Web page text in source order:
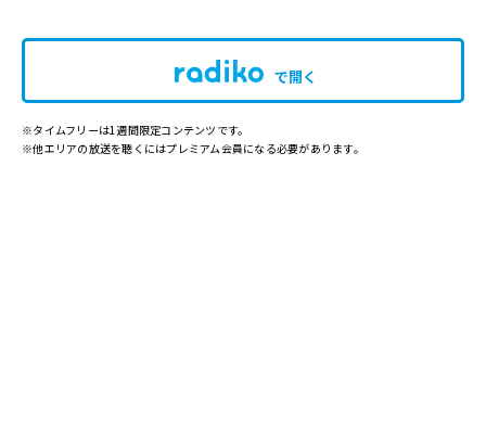
で開く
※タイムフリーは1週間限定コンテンツです。
※他エリアの放送を聴くにはプレミアム会員になる必要があります。